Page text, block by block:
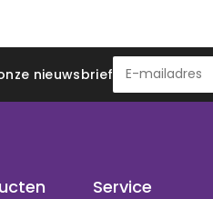
nieuwsbrief
Service